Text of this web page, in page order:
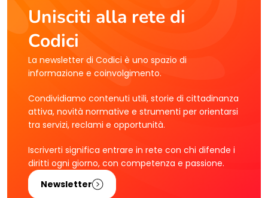
Unisciti alla rete di
Codici
La newsletter di Codici è uno spazio di
informazione e coinvolgimento.
Condividiamo contenuti utili, storie di cittadinanza
attiva, novità normative e strumenti per orientarsi
tra servizi, reclami e opportunità.
Iscriverti significa entrare in rete con chi difende i
diritti ogni giorno, con competenza e passione.
Newsletter